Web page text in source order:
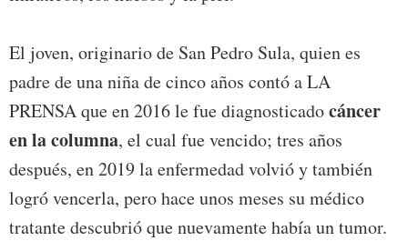
El joven, originario de San Pedro Sula, quien es
padre de una niña de cinco años contó a LA
PRENSA que en 2016 le fue diagnosticadocáncer
en la columna, el cual fue vencido; tres años
después, en 2019 la enfermedad volvió y también
logró vencerla, pero hace unos meses su médico
tratante descubrió que nuevamente había un tumor.